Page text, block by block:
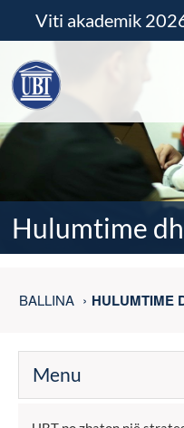
Viti akademik
Hulumtime
BALLINA HULUMTIME
Menu